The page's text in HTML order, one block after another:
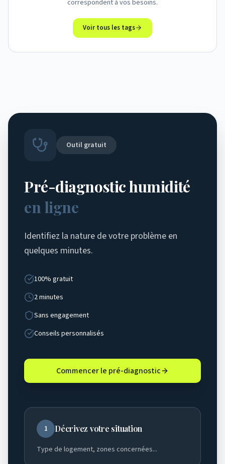
correspondent à vos besoins.
Voir tous les tags
Outil gratuit
Pré-diagnostic humidité
en ligne
Identifiez la nature de votre problème en
quelques minutes.
100% gratuit
2 minutes
Sans engagement
Conseils personnalisés
Commencer le pré-diagnostic
1 Décrivez votre situation
Type de logement, zones concernées...